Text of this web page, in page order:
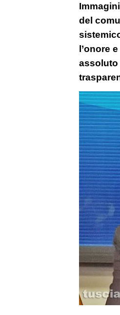
del
l’onore
assoluto